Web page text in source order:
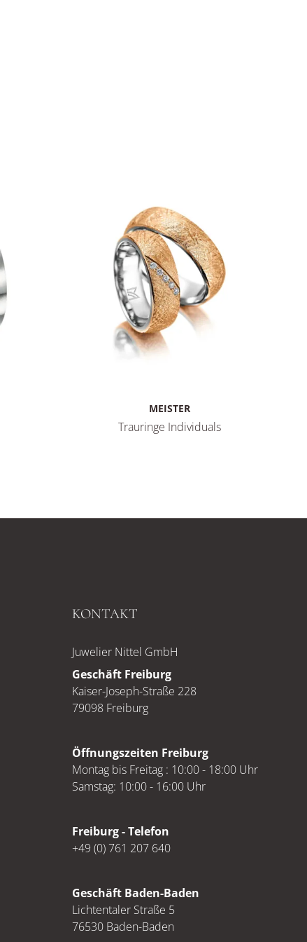
MEISTER
Trauringe Individuals
KONTAKT
Juwelier Nittel GmbH
Geschäft Freiburg
Kaiser-Joseph-Straße 228
79098 Freiburg
Öffnungszeiten Freiburg
Montag bis Freitag : 10:00 - 18:00 Uhr
Samstag: 10:00 - 16:00 Uhr
Freiburg - Telefon
+49 (0) 761 207 640
Geschäft Baden-Baden
Lichtentaler Straße 5
76530 Baden-Baden